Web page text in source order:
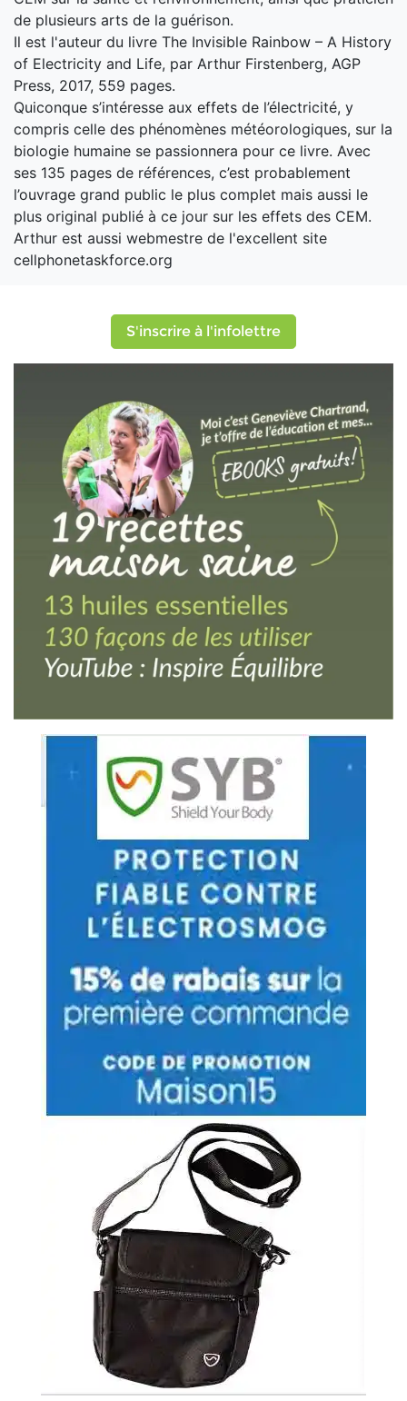
de plusieurs arts de la guérison.
Il est l'auteur du livre The Invisible Rainbow – A History
of Electricity and Life, par Arthur Firstenberg, AGP
Press, 2017, 559 pages.
Quiconque s’intéresse aux effets de l’électricité, y
compris celle des phénomènes météorologiques, sur la
biologie humaine se passionnera pour ce livre. Avec
ses 135 pages de références, c’est probablement
l’ouvrage grand public le plus complet mais aussi le
plus original publié à ce jour sur les effets des CEM.
Arthur est aussi webmestre de l'excellent site
cellphonetaskforce.org
S'inscrire à l'infolettre